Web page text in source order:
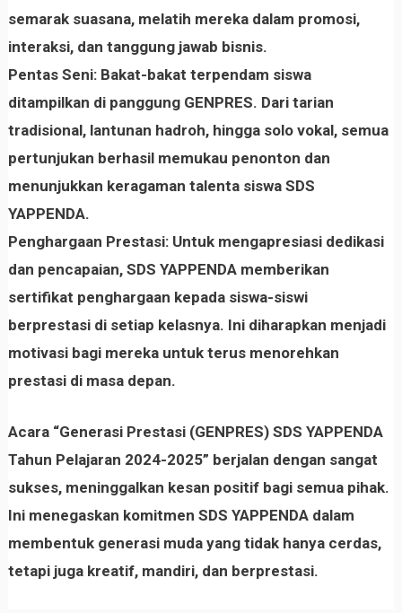
semarak suasana, melatih mereka dalam promosi,
interaksi, dan tanggung jawab bisnis.
Pentas Seni: Bakat-bakat terpendam siswa
ditampilkan di panggung GENPRES. Daritarian
tradisional, lantunan hadroh, hingga solo vokal, semua
pertunjukan berhasil memukau penonton dan
menunjukkan keragaman talenta siswa SDS
YAPPENDA.
Penghargaan Prestasi: Untuk mengapresiasi dedikasi
dan pencapaian, SDS YAPPENDA memberikan
sertifikat penghargaan kepada siswa-siswi
berprestasi di setiap kelasnya. Ini diharapkan menjadi
motivasi bagi mereka untuk terus menorehkan
prestasi di masa depan.
Acara “Generasi Prestasi (GENPRES) SDS YAPPENDA
Tahun Pelajaran 2024-2025” berjalan dengan sangat
sukses, meninggalkan kesan positif bagi semua pihak.
Ini menegaskan komitmen SDS YAPPENDA dalam
membentuk generasi muda yang tidak hanya cerdas,
tetapi juga kreatif, mandiri, dan berprestasi.